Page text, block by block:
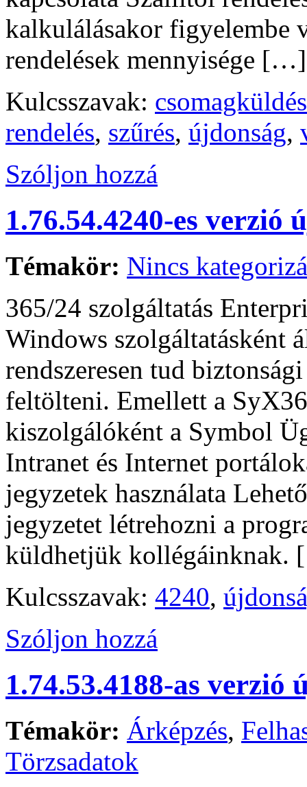
kalkulálásakor figyelembe
rendelések mennyisége […]
Kulcsszavak: csomagküldés
rendelés, szűrés, újdonság,
Szóljon hozzá
1.76.54.4240-es verzió
Témakör: Nincs
365/24 szolgáltatás
Windows szolgáltatásként
rendszeresen tud
feltölteni. Emellett a
kiszolgálóként a Symbol
Intranet és Internet
jegyzetek használata
jegyzetet létrehozni a
küldhetjük
Kulcsszavak: 4240,
Szóljon hozzá
1.74.53.4188-as verzió
Témakör: Árképzés,
Törzsadatok